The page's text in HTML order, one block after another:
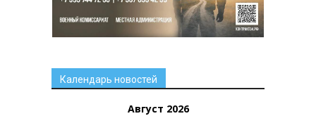
Календарь новостей
Август 2026